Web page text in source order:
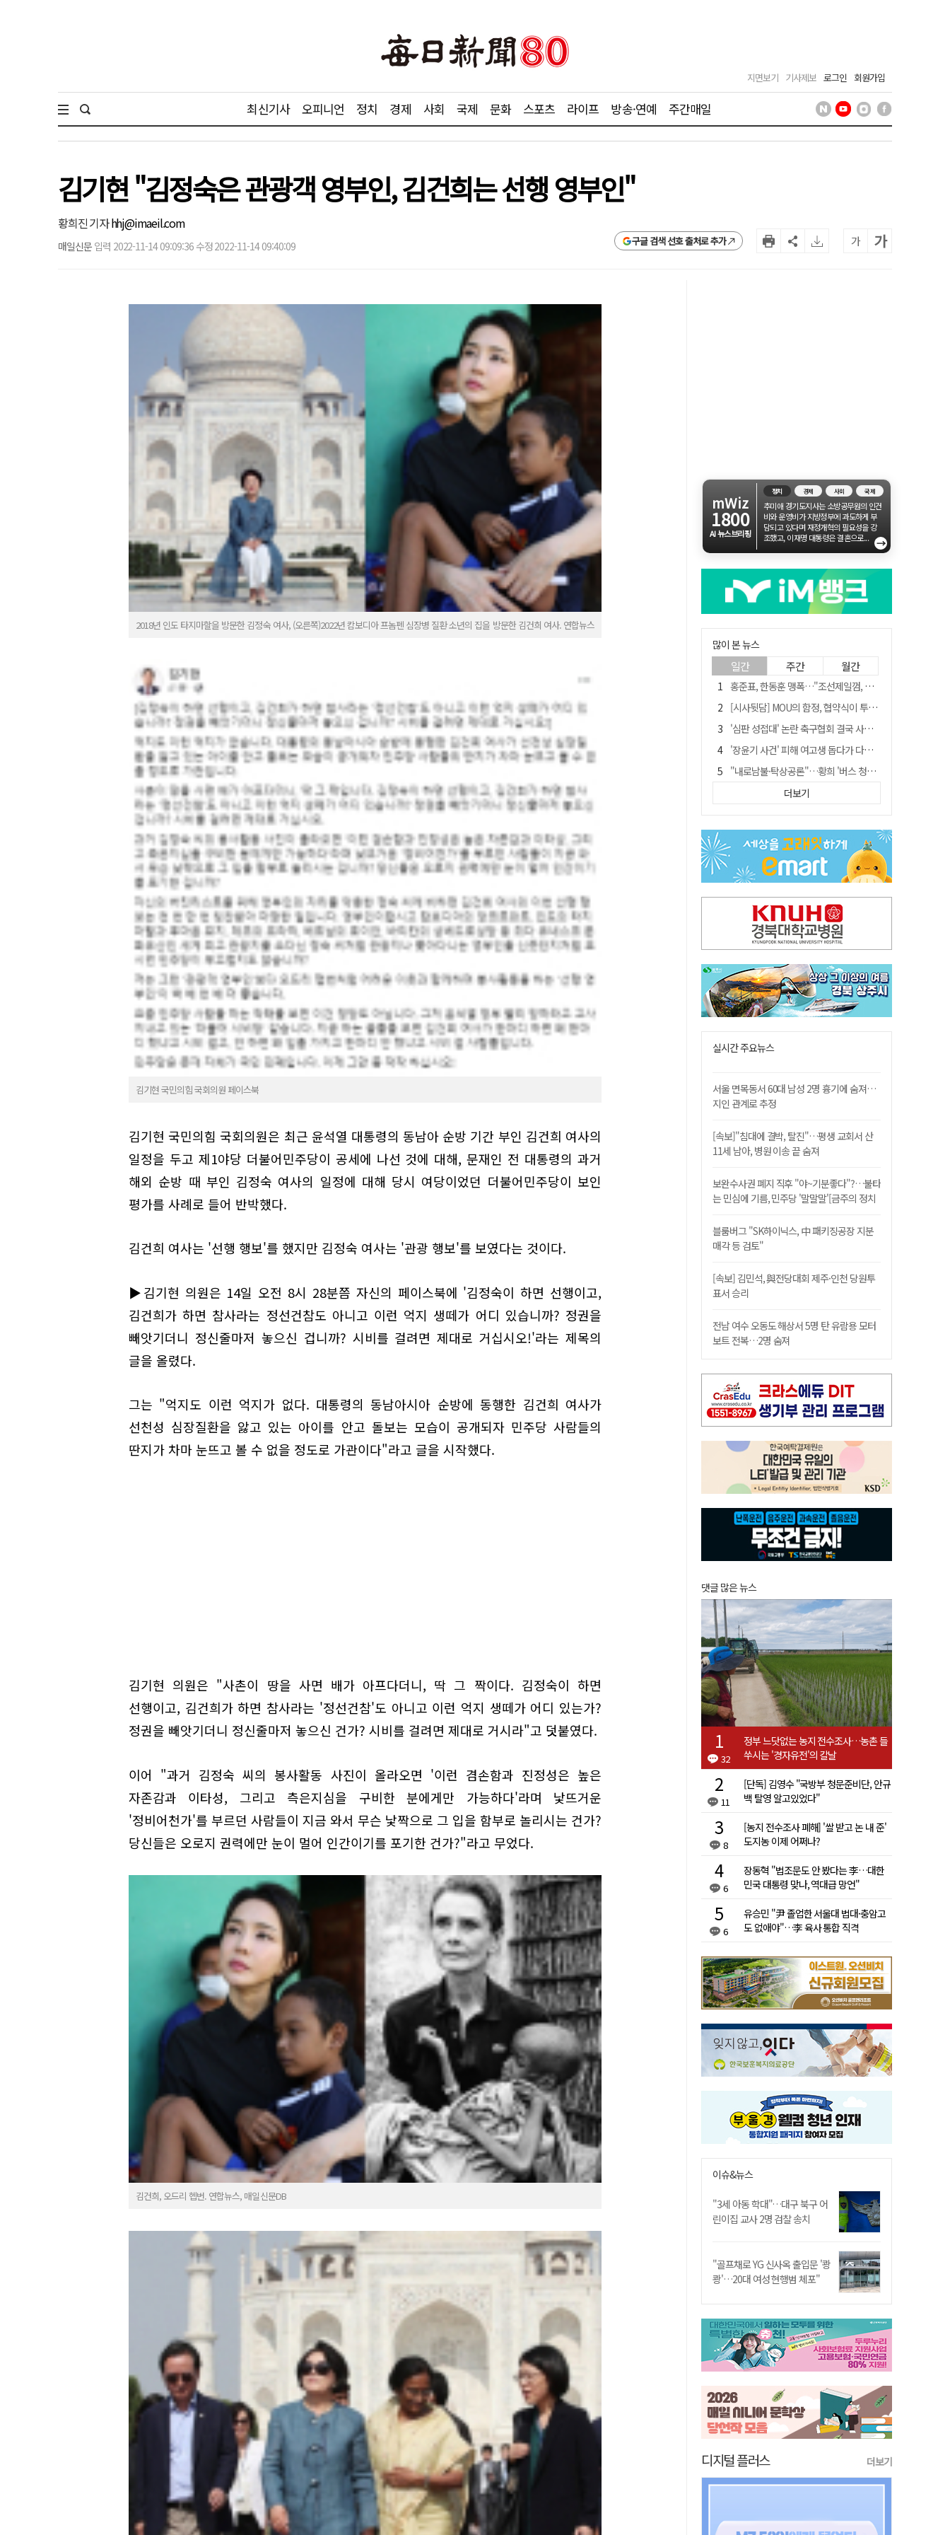
지면보기 기사제보 로그인 회원가입
최신기사 오피니언 정치 경제 사회 국제 문화 스포츠 라이프 방송·연예 주간매일
김기현 "김정숙은 관광객 영부인, 김건희는 선행 영부인"
황희진 기자hhj@imaeil.com
매일신문 입력 2022-11-14 09:09:36 수정 2022-11-14 09:40:09 구글 검색 선호 출처로 추가 가 가
2018년 인도 타지마할을 방문한 김정숙 여사, (오른쪽)2022년 캄보디아 프놈펜 심장병 질환 소년의 집을 방문한 김건희 여사. 연합뉴스
김기현 국민의힘 국회의원 페이스북
김기현 국민의힘 국회의원은 최근 윤석열 대통령의 동남아 순방 기간 부인 김건희 여사의
일정을 두고 제1야당 더불어민주당이 공세에 나선 것에 대해, 문재인 전 대통령의 과거
해외 순방 때 부인 김정숙 여사의 일정에 대해 당시 여당이었던 더불어민주당이 보인
평가를 사례로 들어 반박했다.
김건희 여사는 '선행 행보'를 했지만 김정숙 여사는 '관광 행보'를 보였다는 것이다.
▶김기현 의원은 14일 오전 8시 28분쯤 자신의 페이스북에 '김정숙이 하면 선행이고,
김건희가 하면 참사라는 정선건참도 아니고 이런 억지 생떼가 어디 있습니까? 정권을
빼앗기더니 정신줄마저 놓으신 겁니까? 시비를 걸려면 제대로 거십시오!'라는 제목의
글을 올렸다.
그는 "억지도 이런 억지가 없다. 대통령의 동남아시아 순방에 동행한 김건희 여사가
선천성 심장질환을 앓고 있는 아이를 안고 돌보는 모습이 공개되자 민주당 사람들의
딴지가 차마 눈뜨고 볼 수 없을 정도로 가관이다"라고 글을 시작했다.
김기현 의원은 "사촌이 땅을 사면 배가 아프다더니, 딱 그 짝이다. 김정숙이 하면
선행이고, 김건희가 하면 참사라는 '정선건참'도 아니고 이런 억지 생떼가 어디 있는가?
정권을 빼앗기더니 정신줄마저 놓으신 건가? 시비를 걸려면 제대로 거시라"고 덧붙였다.
이어 "과거 김정숙 씨의 봉사활동 사진이 올라오면 '이런 겸손함과 진정성은 높은
자존감과 이타성, 그리고 측은지심을 구비한 분에게만 가능하다'라며 낯뜨거운
'정비어천가'를 부르던 사람들이 지금 와서 무슨 낯짝으로 그 입을 함부로 놀리시는 건가?
당신들은 오로지 권력에만 눈이 멀어 인간이기를 포기한 건가?"라고 무었다.
김건희, 오드리 헵번. 연합뉴스, 매일신문DB
mWiz
1800
AI 뉴스브리핑
정치 경제 사회 국제
추미애 경기도지사는 소방공무원의 인건
비와 운영비가 지방정부에 과도하게 부
담되고 있다며 재정개혁의 필요성을 강
조했고, 이재명 대통령은 결혼으로...
→
많이 본 뉴스
일간 주간 월간
홍준표, 한동훈 맹폭…"조선제일껌, 권력에 살고 권력에 죽었다"
[시사뒷담] MOU의 함정, 협약식이 투자 확정은 아니긴 해
'심판 성접대' 논란 축구협회 결국 사과…"깊이 반성, 쇄신하겠다"
'장윤기 사건' 피해 여고생 돕다가 다친 고교생, 의상자 인정
"내로남불·탁상공론"…황희 '버스 청년주택' 제안에 與 내부서도 쓴소리
"경로당 통장에 비밀번호가 적혀 있다"…전국 돌며 경로당 13곳 턴 30대 구속
예안향교 대성전, '국가지정 보물로 지정'
"침대에 결박, 탈진"…평생 교회서 산 11세 남아, 병원 이송 끝 숨져
거동 불편 모녀 덮친 새벽 화재…90대 어머니·60대 딸 숨져
더보기
실시간 주요뉴스
서울 면목동서 60대 남성 2명 흉기에 숨져…
지인 관계로 추정
[속보]"침대에 결박, 탈진"…평생 교회서 산
11세 남아, 병원 이송 끝 숨져
보완수사권 폐지 직후 "야~기분좋다"?…불타
는 민심에 기름, 민주당 '말말말'[금주의 정치
블룸버그 "SK하이닉스, 中 패키징공장 지분
매각 등 검토"
[속보] 김민석, 與전당대회 제주·인천 당원투
표서 승리
전남 여수 오동도 해상서 5명 탄 유람용 모터
보트 전복…2명 숨져
댓글 많은 뉴스
32
정부 느닷없는 농지 전수조사…농촌 들
쑤시는 '경자유전'의 칼날
11
[단독] 김영수 "국방부 청문준비단, 안규
백 탈영 알고있었다"
8
[농지 전수조사 폐해] '쌀 받고 논 내 준'
도지농 이제 어쩌나?
6
장동혁 "법조문도 안 봤다는 李…대한
민국 대통령 맞나, 역대급 망언"
6
유승민 "尹 졸업한 서울대 법대·충암고
도 없애야"…李 육사 통합 직격
이슈&뉴스
"3세 아동 학대"…대구 북구 어
린이집 교사 2명 검찰 송치
"골프채로 YG 신사옥 출입문 '쾅
쾅'…20대 여성 현행범 체포"
디지털 플러스 더보기